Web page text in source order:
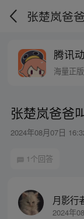
张楚岚爸
腾讯
海量正
张楚岚爸爸
2024年08月07日
1个回答
月影行
2024年